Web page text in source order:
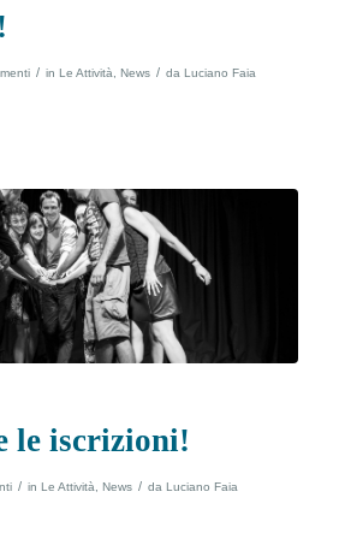
/ in Le Attività News / da Luciano Faia
le iscrizioni!
/ in Le Attività News / da Luciano Faia